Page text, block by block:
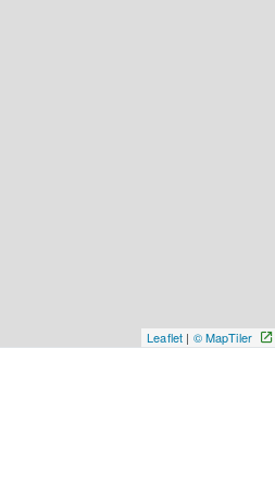
Leaflet | © MapTiler